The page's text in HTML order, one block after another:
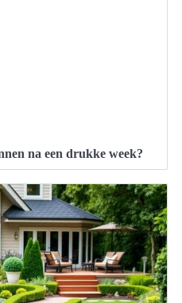
na een drukke week?